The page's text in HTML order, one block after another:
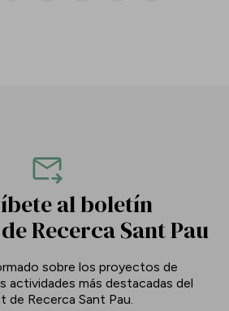
al boletín
Recerca Sant Pau
sobre los proyectos de
actividades más destacadas del
de Recerca Sant Pau.